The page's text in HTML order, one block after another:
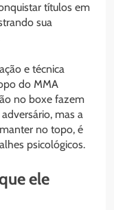
títulos em
sua
e técnica
do MMA
no boxe fazem
mas a
no topo, é
psicológicos.
ele